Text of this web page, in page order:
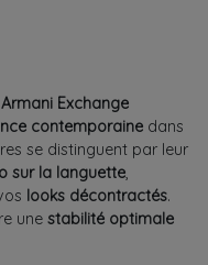
Exchange
contemporaine dans
se distinguent par leur
sur la languette,
looks décontractés.
une stabilité optimale